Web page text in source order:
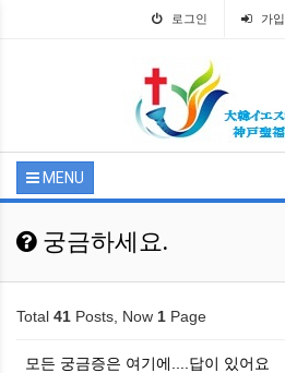
로그인 가입
MENU
궁금하세요.
Total 41 Posts, Now 1 Page
모든 궁금증은 여기에....답이 있어요